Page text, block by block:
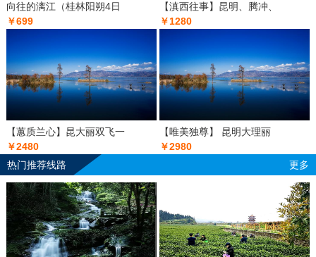
向往的漓江（桂林阳朔4日
￥699
【滇西往事】昆明、腾冲、
￥1280
【蕙质兰心】昆大丽双飞一
￥2480
【唯美独尊】 昆明大理丽
￥2980
热门推荐线路
更多